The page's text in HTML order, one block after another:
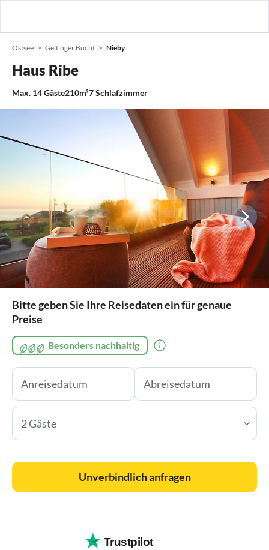
Ostsee Geltinger Bucht Nieby
Haus Ribe
Max. 14Gäste210m²7Schlafzimmer
Bitte geben Sie Ihre Reisedaten ein für genaue
Preise
Besonders nachhaltig
2 Gäste
Unverbindlich anfragen